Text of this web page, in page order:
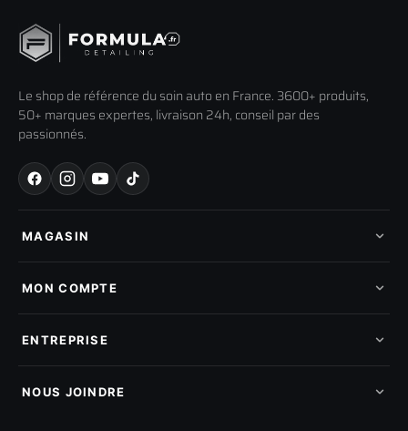
Le shop de référence du soin auto en France. 3600+ produits,
50+ marques expertes, livraison 24h, conseil par des
passionnés.
MAGASIN
Nos marques
Pads de polissage
Pièces détachées
MON COMPTE
Mes tickets SAV
Mon parrainage
Programme fidelite
ENTREPRISE
Compte pro
NOUS JOINDRE